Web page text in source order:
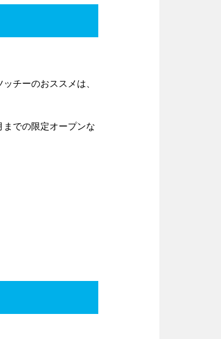
チーのおススメは、
での限定オープンな